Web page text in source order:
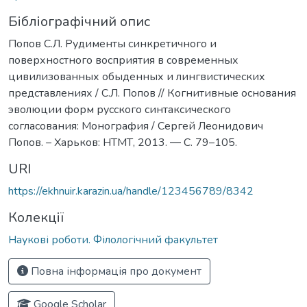
Бібліографічний опис
Попов С.Л. Рудименты синкретичного и
поверхностного восприятия в современных
цивилизованных обыденных и лингвистических
представлениях / С.Л. Попов // Когнитивные основания
эволюции форм русского синтаксического
согласования: Монография / Сергей Леонидович
Попов. – Харьков: НТМТ, 2013. ― С. 79–105.
URI
https://ekhnuir.karazin.ua/handle/123456789/8342
Колекції
Наукові роботи. Філологічний факультет
Повна інформація про документ